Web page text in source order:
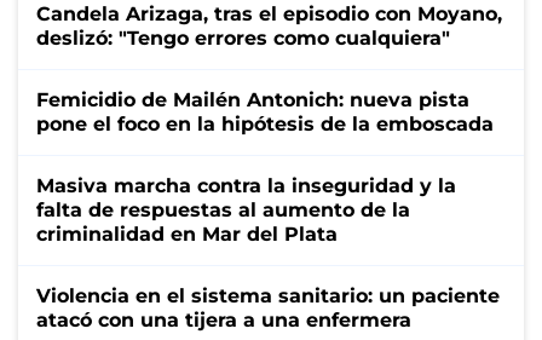
Candela Arizaga, tras el episodio con Moyano,
deslizó: "Tengo errores como cualquiera"
Femicidio de Mailén Antonich: nueva pista
pone el foco en la hipótesis de la emboscada
Masiva marcha contra la inseguridad y la
falta de respuestas al aumento de la
criminalidad en Mar del Plata
Violencia en el sistema sanitario: un paciente
atacó con una tijera a una enfermera